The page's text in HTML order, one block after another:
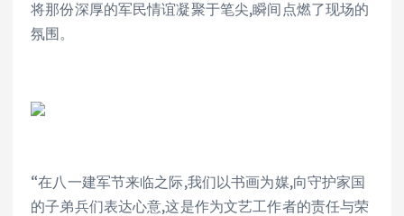
将那份深厚的军民情谊凝聚于笔尖,瞬间点燃了现场的
氛围。
“在八一建军节来临之际,我们以书画为媒,向守护家国
的子弟兵们表达心意,这是作为文艺工作者的责任与荣